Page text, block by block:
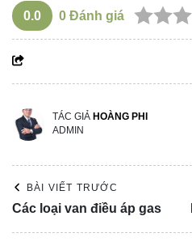
0.0 0 Đánh giá
TÁC GIẢ HOÀNG PHI
ADMIN
BÀI VIẾT TRƯỚC
Các loại van điều áp gas